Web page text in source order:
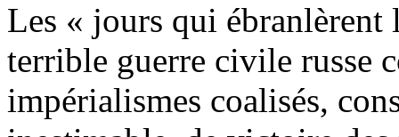
Les « jours qui ébranlèrent
terrible guerre civile russe
impérialismes coalisés,